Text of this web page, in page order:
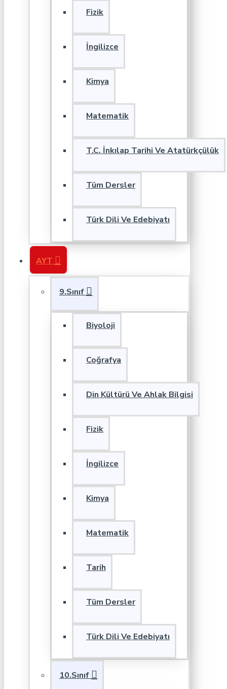
Fizik
İngilizce
Kimya
Matematik
T.C. İnkılap Tarihi Ve Atatürkçülük
Tüm Dersler
Türk Dili Ve Edebiyatı
AYT
9.Sınıf
Biyoloji
Coğrafya
Din Kültürü Ve Ahlak Bilgisi
Fizik
İngilizce
Kimya
Matematik
Tarih
Tüm Dersler
Türk Dili Ve Edebiyatı
10.Sınıf